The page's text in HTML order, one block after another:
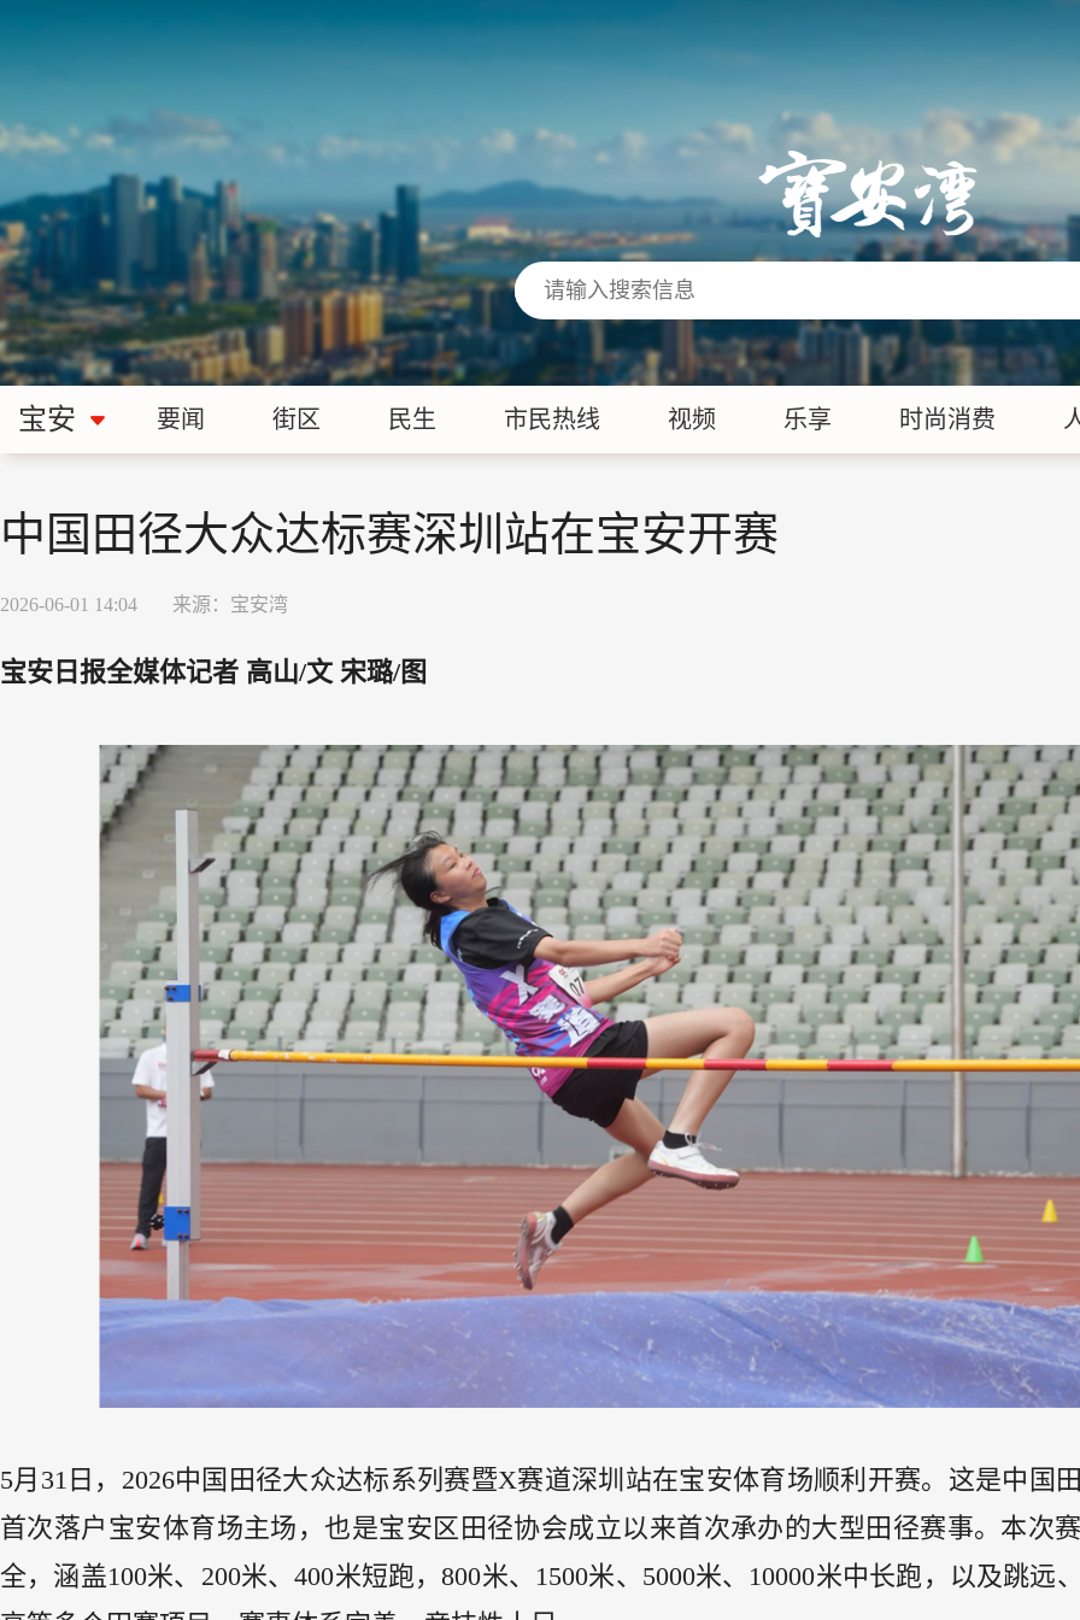
宝安 要闻 街区 民生 市民热线 视频 乐享 时尚消费
中国田径大众达标赛深圳站在宝安开赛
2026-06-01 14:04 来源： 宝安湾
宝安日报全媒体记者 高山/文 宋璐/图
5月 31 日， 2026中国田径大众达标系列赛暨X赛道深圳站在宝安体育场顺利开赛。这是中国
首次落户宝安体育场主场，也是宝安区田径协会成立以来首次承办的大型田径赛事。本次
全，涵盖100米、 200米、400米短跑，800米、 1500米、 5000米、 10000米中长跑，以及跳远